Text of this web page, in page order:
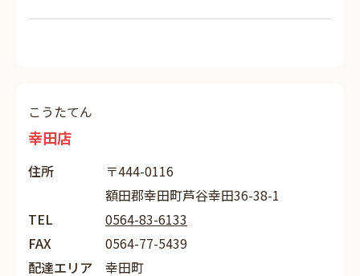
こうたてん
幸田店
住所
〒444-0116
額田郡幸田町芦谷幸田36-38-1
TEL
0564-83-6133
FAX
0564-77-5439
配達エリア
幸田町